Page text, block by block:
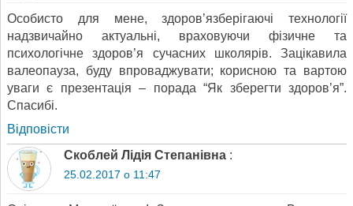
Особисто для мене, здоров’язберігаючі технології
надзвичайно актуальні, враховуючи фізичне та
психологічне здоров’я сучасних школярів. Зацікавила
валеопауза, буду впроваджувати; корисною та вартою
уваги є презентація – порада “Як зберегти здоров’я”.
Спасибі.
Відповіcти
Скоблей Лідія Степанівна :
25.02.2017 о 11:47